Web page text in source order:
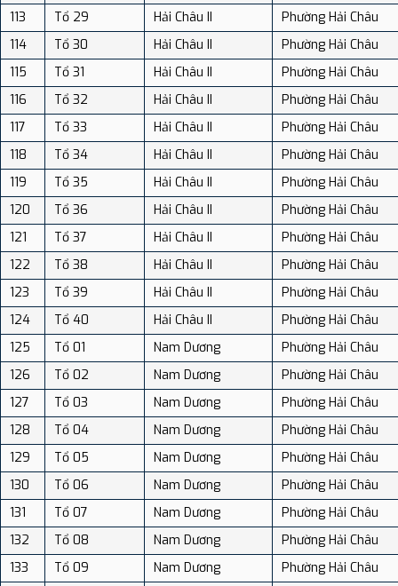
113
Tổ 29 Hải Châu II
Phường Hải Châu
114
Tổ 30 Hải Châu II
Phường Hải Châu
115
Tổ 31 Hải Châu II
Phường Hải Châu
116
Tổ 32 Hải Châu II
Phường Hải Châu
117
Tổ 33 Hải Châu II
Phường Hải Châu
118
Tổ 34 Hải Châu II
Phường Hải Châu
119
Tổ 35 Hải Châu II
Phường Hải Châu
120
Tổ 36 Hải Châu II
Phường Hải Châu
121
Tổ 37 Hải Châu II
Phường Hải Châu
122
Tổ 38 Hải Châu II
Phường Hải Châu
123
Tổ 39 Hải Châu II
Phường Hải Châu
124
Tổ 40 Hải Châu II
Phường Hải Châu
125
Tổ 01 Nam Dương
Phường Hải Châu
126
Tổ 02 Nam Dương
Phường Hải Châu
127
Tổ 03 Nam Dương
Phường Hải Châu
128
Tổ 04 Nam Dương
Phường Hải Châu
129
Tổ 05 Nam Dương
Phường Hải Châu
130
Tổ 06 Nam Dương
Phường Hải Châu
131
Tổ 07 Nam Dương
Phường Hải Châu
132
Tổ 08 Nam Dương
Phường Hải Châu
133
Tổ 09 Nam Dương
Phường Hải Châu